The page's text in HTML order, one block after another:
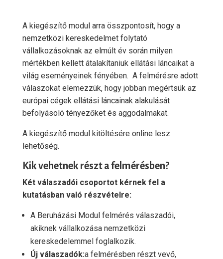
A kiegészítő modul arra összpontosít, hogy a
nemzetközi kereskedelmet folytató
vállalkozásoknak az elmúlt év során milyen
mértékben kellett átalakítaniuk ellátási láncaikat a
világ eseményeinek fényében. A felmérésre adott
válaszokat elemezzük, hogy jobban megértsük az
európai cégek ellátási láncainak alakulását
befolyásoló tényezőket és aggodalmakat.
A kiegészítő modul kitöltésére online lesz
lehetőség.
Kik vehetnek részt a felmérésben?
Két válaszadói csoportot kérnek fel a
kutatásban való részvételre:
A Beruházási Modul felmérés válaszadói,
akiknek vállalkozása nemzetközi
kereskedelemmel foglalkozik.
Új válaszadók:a felmérésben részt vevő,